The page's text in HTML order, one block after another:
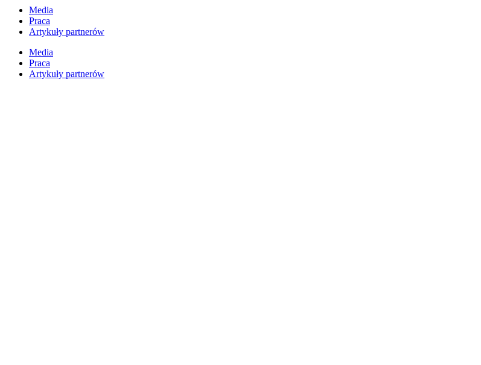
Przejdź
treści
Media
Praca
Artykuły partnerów
Media
Praca
Artykuły partnerów